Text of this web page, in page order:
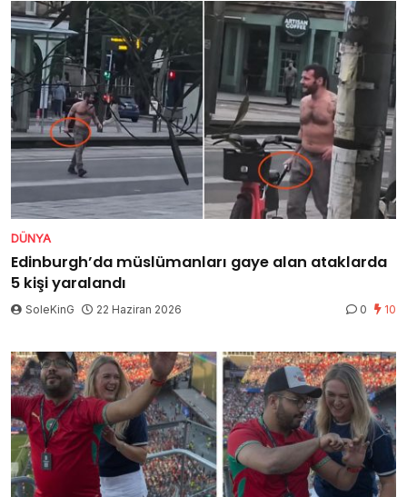
DÜNYA
Edinburgh’da müslümanları gaye alan ataklarda
5 kişi yaralandı
SoleKinG 22 Haziran 2026 0 10